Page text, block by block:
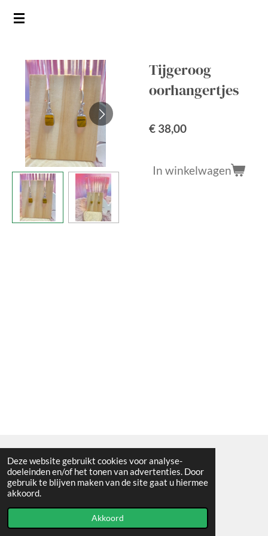
Deze website gebruikt cookies voor analyse-
doeleinden en/of het tonen van advertenties. Door
gebruik te blijven maken van de site gaat u hiermee
akkoord.
Akkoord
Ga
hoofdinhoud
Tijgeroog
oorhangertjes
€ 38,00
In winkelwagen
Algemene voorwaarden
© 2021 - RC en mineralenshop Het vlinderpad